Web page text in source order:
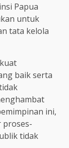
Papua
untuk
tata kelola
baik serta
ini,
proses-
tidak